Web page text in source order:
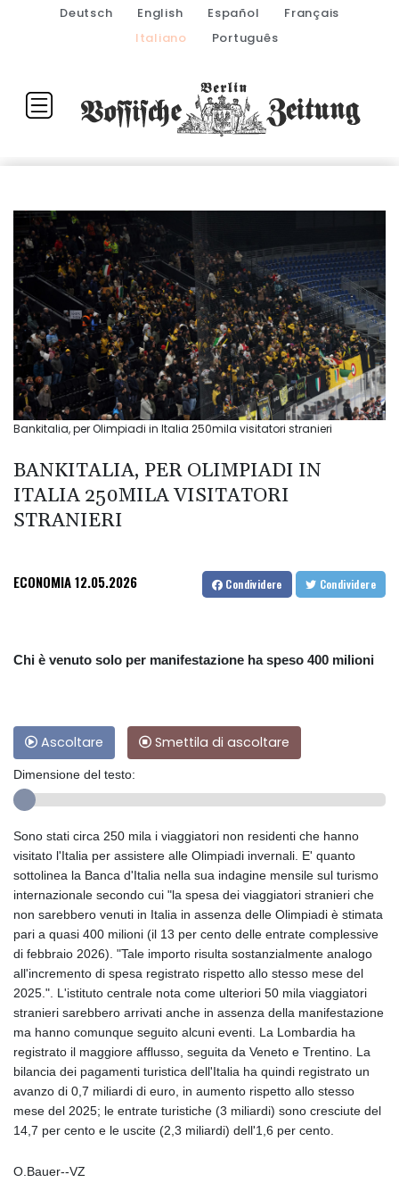
Deutsch English Español
Français
Italiano
Português
Bankitalia, per Olimpiadi in Italia 250mila visitatori stranieri
BANKITALIA, PER OLIMPIADI IN
ITALIA 250MILA VISITATORI
STRANIERI
ECONOMIA12.05.2026 Condividere Condividere
Chi è venuto solo per manifestazione ha speso 400 milioni
Ascoltare Smettila di ascoltare
Dimensione del testo:
Sono stati circa 250 mila i viaggiatori non residenti che hanno
visitato l'Italia per assistere alle Olimpiadi invernali. E' quanto
sottolinea la Banca d'Italia nella sua indagine mensile sul turismo
internazionale secondo cui "la spesa dei viaggiatori stranieri che
non sarebbero venuti in Italia in assenza delle Olimpiadi è stimata
pari a quasi 400 milioni (il 13 per cento delle entrate complessive
di febbraio 2026). "Tale importo risulta sostanzialmente analogo
all'incremento di spesa registrato rispetto allo stesso mese del
2025.". L'istituto centrale nota come ulteriori 50 mila viaggiatori
stranieri sarebbero arrivati anche in assenza della manifestazione
ma hanno comunque seguito alcuni eventi. La Lombardia ha
registrato il maggiore afflusso, seguita da Veneto e Trentino. La
bilancia dei pagamenti turistica dell'Italia ha quindi registrato un
avanzo di 0,7 miliardi di euro, in aumento rispetto allo stesso
mese del 2025; le entrate turistiche (3 miliardi) sono cresciute del
14,7 per cento e le uscite (2,3 miliardi) dell'1,6 per cento.
O.Bauer--VZ